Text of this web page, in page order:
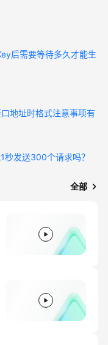
后需要等待多久才能生
地址时格式注意事项有
发送300个请求吗？
全部